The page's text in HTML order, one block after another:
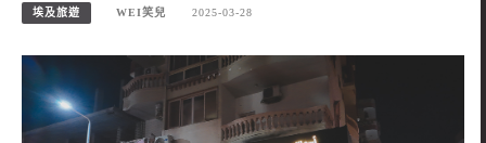
埃及旅遊 WEI笑兒 2025-03-28